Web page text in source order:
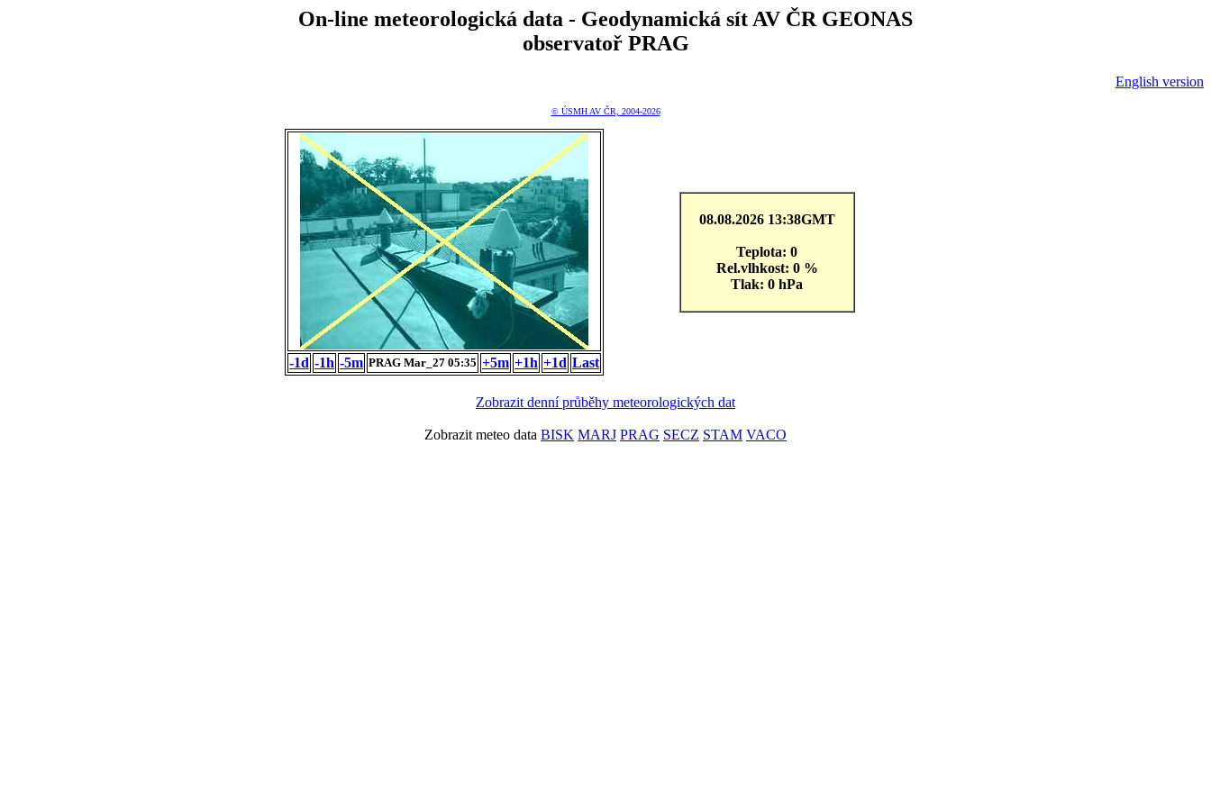
On-line meteorologická data - Geodynamická sít AV ČR GEONAS
observatoř PRAG
English version
© ÚSMH AV ČR, 2004-2026
-1d -1h -5m PRAG Mar_27 05:35 +5m +1h +1d Last
08.08.2026 13:38GMT
Teplota: 0
Rel.vlhkost: 0 %
Tlak: 0 hPa
Zobrazit denní průběhy meteorologických dat
Zobrazit meteo data BISK MARJ PRAG SECZ STAM VACO